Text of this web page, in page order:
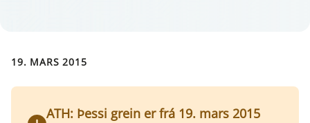
19. MARS 2015
ATH: Þessi grein er frá 19. mars 2015